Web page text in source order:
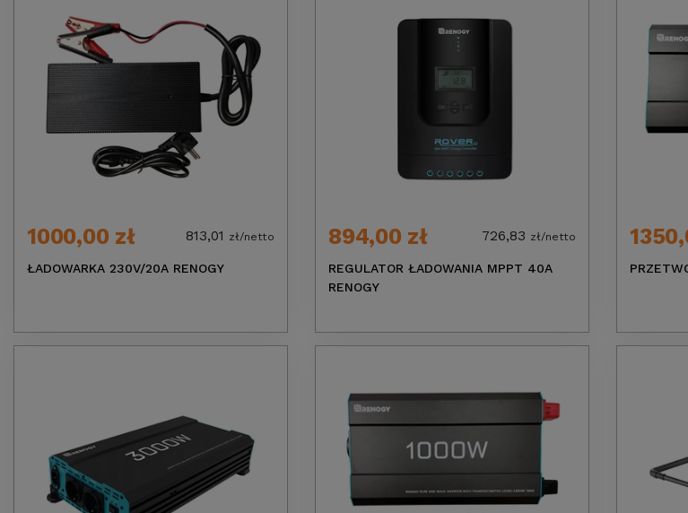
1000,00 zł 813,01 zł/netto
ŁADOWARKA 230V/20A RENOGY
894,00 zł 726,83 zł/netto
REGULATOR ŁADOWANIA MPPT 40A
RENOGY